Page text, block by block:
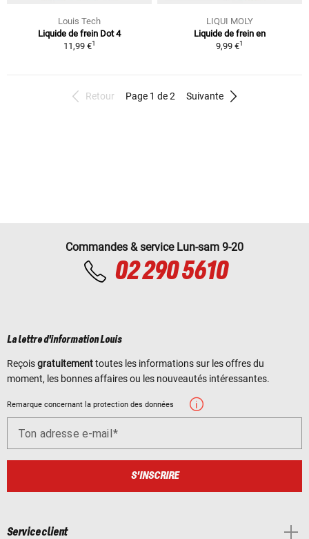
Louis Tech
Liquide de frein Dot 4
11,99 €1
LIQUI MOLY
Liquide de frein en
9,99 €1
Retour Page 1 de 2 Suivante
Commandes & service Lun-sam 9-20
02 290 5610
La lettre d'information Louis
Reçoisgratuitementtoutes les informations sur les offres du
moment, les bonnes affaires ou les nouveautés intéressantes.
Remarque concernant la protection des données
Ton adresse e-mail
S'INSCRIRE
Service client